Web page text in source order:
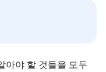
아야 할 것들을 모두